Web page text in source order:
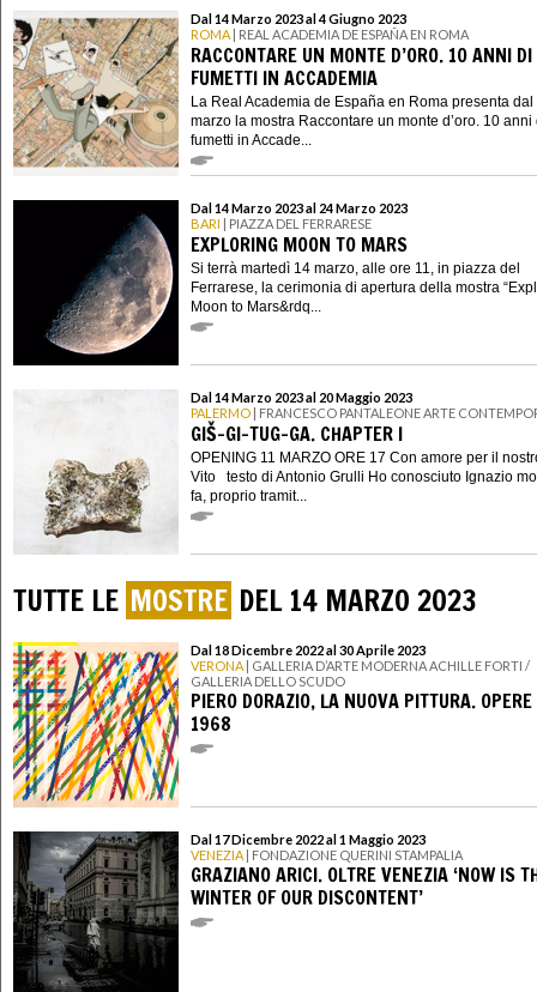
Dal 14 Marzo 2023 al 4 Giugno 2023
ROMA | REAL ACADEMIA DE ESPAÑA EN ROMA
RACCONTARE UN MONTE D’ORO. 10 ANNI DI
FUMETTI IN ACCADEMIA
La Real Academia de España en Roma presenta dal
marzo la mostra Raccontare un monte d’oro. 10 anni
fumetti in Accade...
Dal 14 Marzo 2023 al 24 Marzo 2023
BARI | PIAZZA DEL FERRARESE
EXPLORING MOON TO MARS
Si terrà martedì 14 marzo, alle ore 11, in piazza del
Ferrarese, la cerimonia di apertura della mostra
Moon to Mars&rdq...
Dal 14 Marzo 2023 al 20 Maggio 2023
PALERMO | FRANCESCO PANTALEONE ARTE
GIŠ-GI-TUG-GA. CHAPTER I
OPENING 11 MARZO ORE 17 Con amore per il
Vito testo di Antonio Grulli Ho conosciuto Ignazio
fa, proprio tramit...
TUTTE LE MOSTRE DEL 14 MARZO 2023
Dal 18 Dicembre 2022 al 30 Aprile 2023
VERONA | GALLERIA D’ARTE MODERNA ACHILLE FORTI /
GALLERIA DELLO SCUDO
PIERO DORAZIO, LA NUOVA PITTURA.
1968
Dal 17 Dicembre 2022 al 1 Maggio 2023
VENEZIA | FONDAZIONE QUERINI STAMPALIA
GRAZIANO ARICI. OLTRE VENEZIA ‘NOW IS
WINTER OF OUR DISCONTENT’